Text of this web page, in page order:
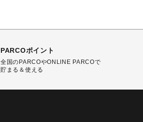
PARCOポイント
全国のPARCOやONLINE PARCOで
貯まる＆使える